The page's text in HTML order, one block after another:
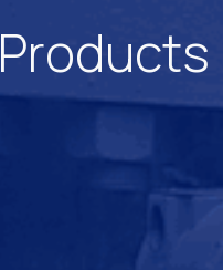
Products